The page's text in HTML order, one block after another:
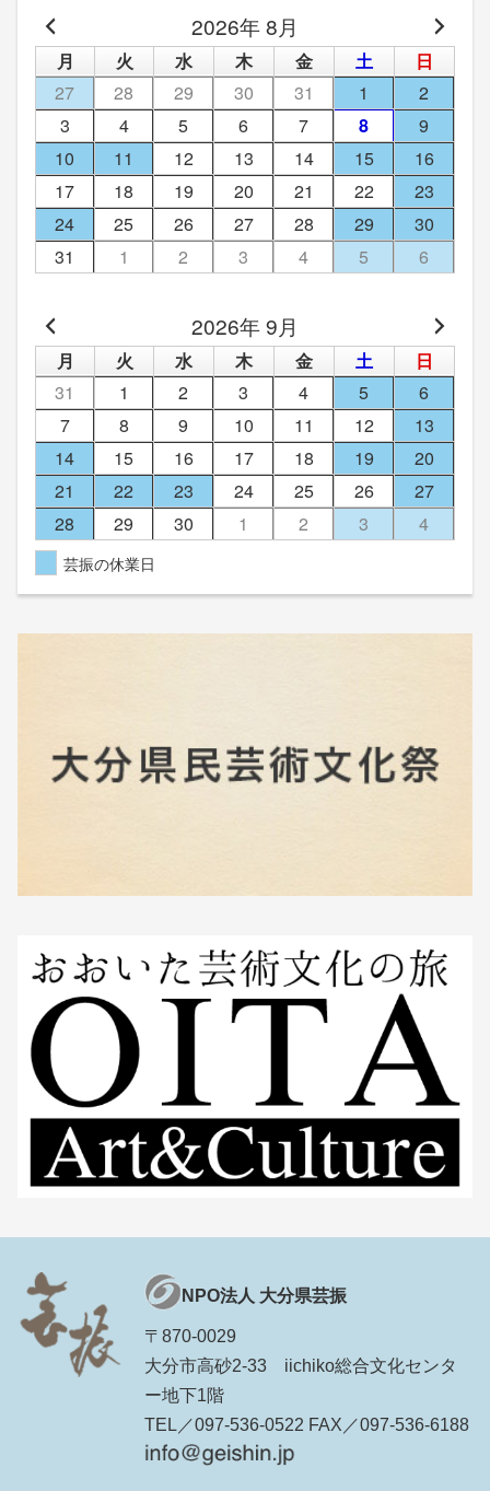
2026年 8月
月 火 水 木 金 土
日
27
28 29 30 31 1
2
3
4 5 6 7 8
9
10
11 12 13 14 15
16
17
18 19 20 21 22
23
24
25 26 27 28 29
30
31
1 2 3 4 5 6
2026年 9月
月 火 水 木 金 土
日
31
1 2 3 4 5
6
7
8 9 10 11 12
13
14
15 16 17 18 19
20
21
22 23 24 25 26
27
28
29 30 1 2 3 4
芸振の休業日
NPO法人 大分県芸振
〒870-0029
大分市高砂2-33 iichiko総合文化センタ
ー地下1階
TEL／097-536-0522 FAX／097-536-6188